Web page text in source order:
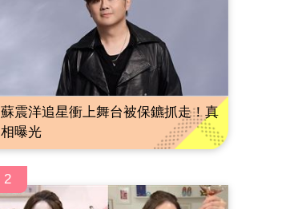
蘇震洋追星衝上舞台被保鑣抓走！真
相曝光
2